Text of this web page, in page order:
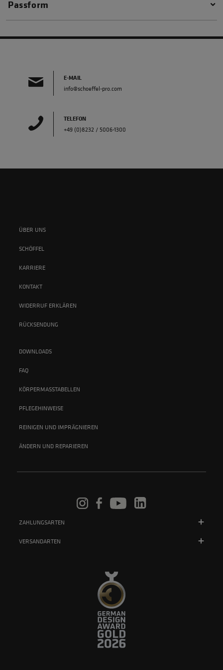
Passform
E-MAIL
info@schoeffel-pro.com
TELEFON
+49 (0)8232 / 5006-1300
ÜBER UNS
SCHÖFFEL
KARRIERE
KONTAKT
WIDERRUF ERKLÄREN
RÜCKSENDUNG
DOWNLOADS
FAQ
KÖRPERMASSTABELLEN
PFLEGEHINWEISE
REINIGEN UND IMPRÄGNIEREN
ÄNDERN UND REPARIEREN
ZAHLUNGSARTEN
VERSANDARTEN